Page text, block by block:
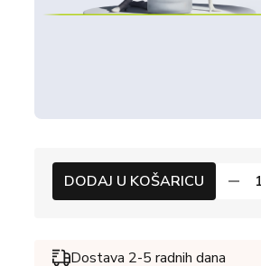
DODAJ U KOŠARICU
Dostava 2-5 radnih dana